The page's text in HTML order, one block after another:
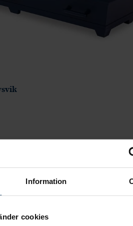
Information
cookies